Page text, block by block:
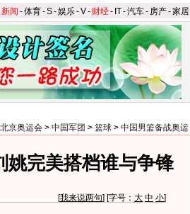
新闻 -体育-S-娱乐-V- 财经- IT-汽车- 房产-家居
京奥运会 > 中国军团 > 篮球 > 中国男篮备战奥运
姚完美搭档谁与争锋
[我来说两句] [字号： 大 中 小]